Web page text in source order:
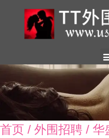
首页 / 外围招聘 / 华